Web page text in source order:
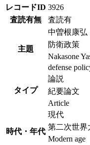
レコードID 3926
査読有無
査読有
主題
中曽根康弘
防衛政策
Nakasone
defense
タイプ
論説
紀要論文
Article
時代・年代
現代
第二次世界
Modern age